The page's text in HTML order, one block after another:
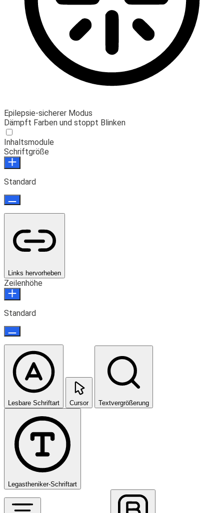
Epilepsie-sicherer Modus
Dämpft Farben und stoppt Blinken
Inhaltsmodule
Schriftgröße
Standard
Links hervorheben
Zeilenhöhe
Standard
Lesbare Schriftart Cursor Textvergrößerung
Legastheniker-Schriftart